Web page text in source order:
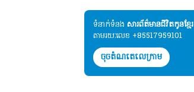
ទំនាក់ទំនង​​ សារព័ត៌មានជីវិតកូនខ្មែរ
តាមរយៈលេខ +85517959101
ចុចតំណតេលេក្រាម